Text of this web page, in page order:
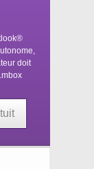
doit